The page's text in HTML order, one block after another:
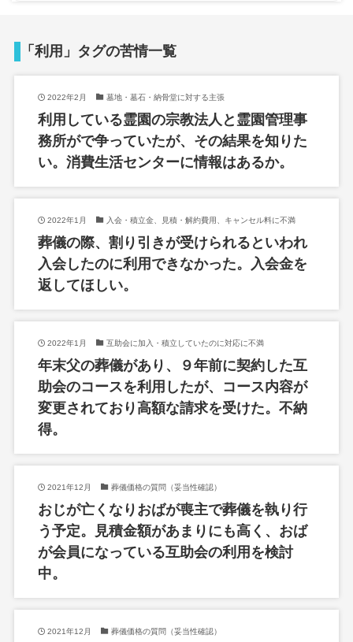
「利用」タグの苦情一覧
2022年2月 墓地・墓石・納骨堂に対する主張
利用している霊園の宗教法人と霊園管理事
務所がで争っていたが、その結果を知りた
い。消費生活センターに情報はあるか。
2022年1月 入会・積立金、見積・解約費用、キャンセル料に不満
葬儀の際、割り引きが受けられるといわれ
入会したのに利用できなかった。入会金を
返してほしい。
2022年1月 互助会に加入・積立していたのに対応に不満
年末父の葬儀があり、９年前に契約した互
助会のコースを利用したが、コース内容が
変更されており高額な請求を受けた。不納
得。
2021年12月 葬儀価格の質問（妥当性確認）
おじが亡くなりおばが喪主で葬儀を執り行
う予定。見積金額があまりにも高く、おば
が会員になっている互助会の利用を検討
中。
2021年12月 葬儀価格の質問（妥当性確認）